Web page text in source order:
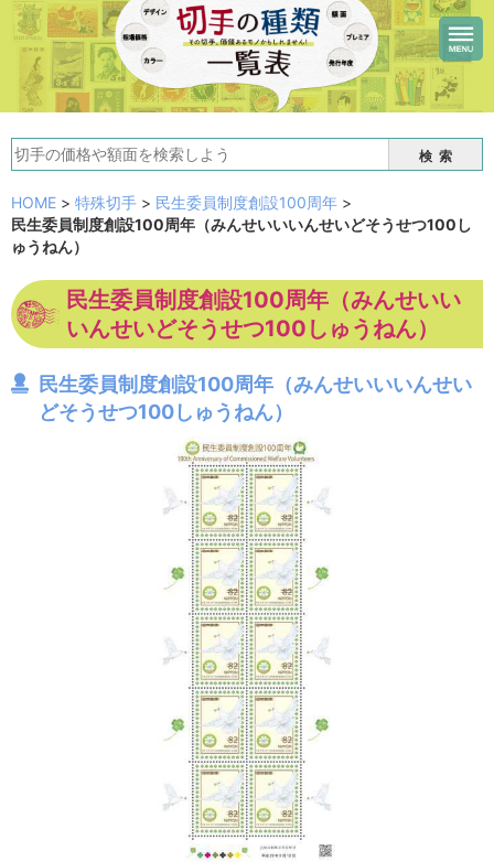
検索
HOME > 特殊切手 > 民生委員制度創設100周年 >
民生委員制度創設100周年（みんせいいいんせいどそうせつ100し
ゅうねん）
民生委員制度創設100周年（みんせいい
いんせいどそうせつ100しゅうねん）
民生委員制度創設100周年（みんせいいいんせい
どそうせつ100しゅうねん）